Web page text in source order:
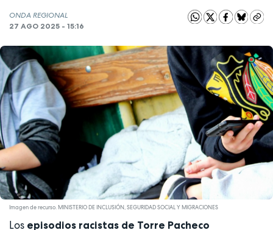
ONDA REGIONAL
27 AGO 2025 - 15:16
Imagen de recurso. MINISTERIO DE INCLUSIÓN, SEGURIDAD SOCIAL Y MIGRACIONES
Los episodios racistas de Torre Pacheco